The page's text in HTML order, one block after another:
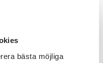
bästa möjliga